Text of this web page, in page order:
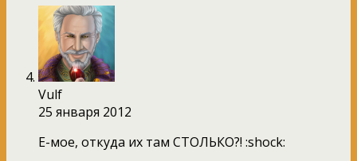
Vulf
25 января 2012
Е-мое, откуда их там СТОЛЬКО?! :shock: